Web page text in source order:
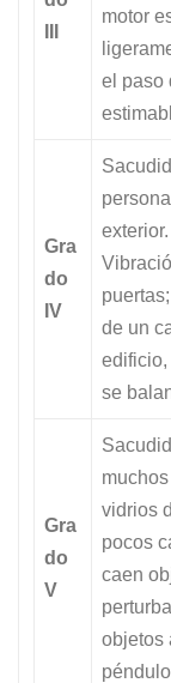
motor
el paso
Gra
do
IV
de un
se
Gra
do
V
vidrios
pocos
caen
objetos